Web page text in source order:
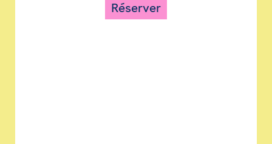
Réserver